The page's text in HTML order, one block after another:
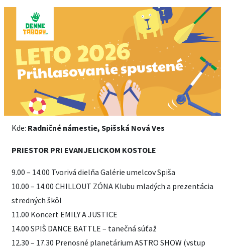
Kde: Radničné námestie, Spišská Nová Ves
PRIESTOR PRI EVANJELICKOM KOSTOLE
9.00 – 14.00 Tvorivá dielňa Galérie umelcov Spiša
10.00 – 14.00 CHILLOUT ZÓNA Klubu mladých a prezentácia
stredných škôl
11.00 Koncert EMILY A JUSTICE
14.00 SPIŠ DANCE BATTLE – tanečná súťaž
12.30 – 17.30 Prenosné planetárium ASTRO SHOW (vstup